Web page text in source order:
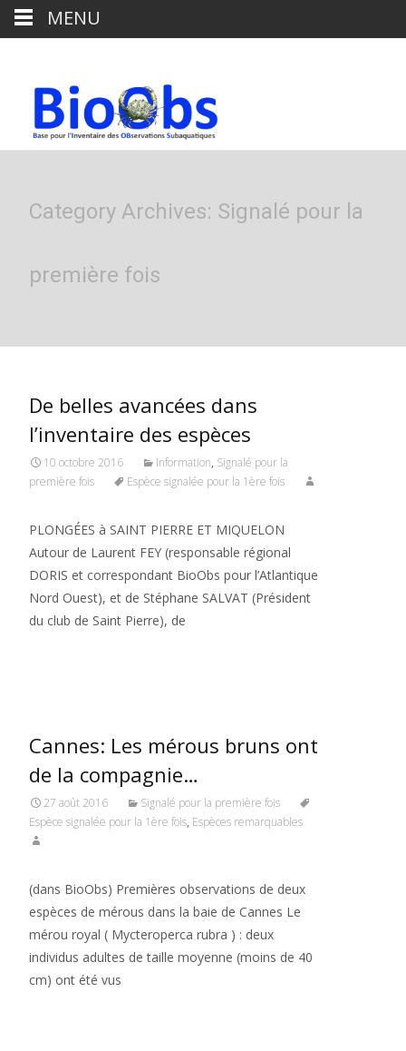
Category Archives: Signalé pour la
première fois
De belles avancées dans
l’inventaire des espèces
10 octobre 2016 Information, Signalé pour la
première fois
Espèce signalée pour la 1ère fois
PLONGÉES à SAINT PIERRE ET MIQUELON
Autour de Laurent FEY (responsable régional
DORIS et correspondant BioObs pour l’Atlantique
Nord Ouest), et de Stéphane SALVAT (Président
du club de Saint Pierre), de
Cannes: Les mérous bruns ont
de la compagnie…
27 août 2016
Signalé pour la première fois
Espèce signalée pour la 1ère fois, Espèces remarquables
(dans BioObs) Premières observations de deux
espèces de mérous dans la baie de Cannes Le
mérou royal ( Mycteroperca rubra ) : deux
individus adultes de taille moyenne (moins de 40
cm) ont été vus
MENU